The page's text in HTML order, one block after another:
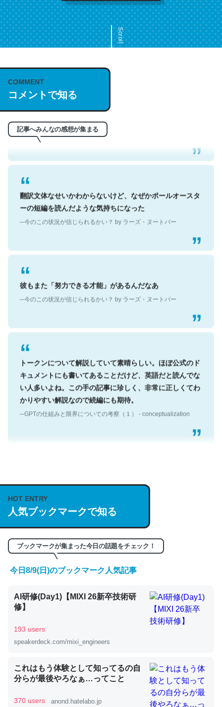
Scroll
COMMENT
コメントで知る
記事へみんなの感想が集まる
これは名文。彼はとてもクレバーなんだろうなと凄く思
う。英語少しでも読める人は原文もお勧め。自分はこの流
れ好き。Let’s Fucking Go. Then Covid hit. Shit.
─今のこの状況が信じられるかい？ by ラーズ・ヌートバー
翻訳文体なせいかわからないけど、なぜかポールオースタ
ーの短編を読んだような気持ちになった
─今のこの状況が信じられるかい？ by ラーズ・ヌートバー
彼もまた「努力できる才能」があるんだなあ
─今のこの状況が信じられるかい？ by ラーズ・ヌートバー
トークンについて解説していて素晴らしい。ほぼ公式のド
キュメントにも書いてあることだけど、英語だと読んでな
い人多いよね。この手の記事に珍しく、非常に正しくてわ
かりやすい解説なので続編にも期待。
─GPTの仕組みと限界についての考察（１） - conceptualization
説してる記事が少ないので貴重な良記事。/続編来た
https://isobe324649.hatenablog.com/entry/2023/03/27
/064121
─GPTの仕組みと限界についての考察（１） - conceptualization
くらい。小説でいう「ずっと前の伏線」は回収されないけ
ど、短期記憶というには多い分量。進化すればするほど分
かりやすく強くなりそう
─GPTの仕組みと限界についての考察（１） - conceptualization
昆虫ってカルシウム少ないのか。知らんかった。調べたら
HOT ENTRY
人気ブックマークで知る
ブックマークが集まった今日の話題をチェック！
今日8/9(日)のブックマーク人気記事
AI研修(Day1)【MIXI 26新卒技術研
修】
193 users
speakerdeck.com/mixi_engineers
これはもう体験として知ってるの自
分らが最後やろなぁ…ってこと
370 users anond.hatelabo.jp